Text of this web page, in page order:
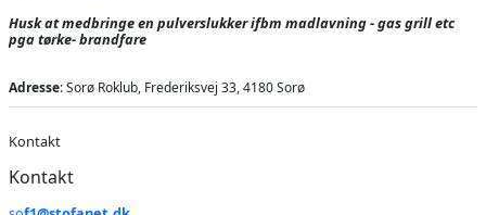
Husk at medbringe en pulverslukker ifbm madlavning - gas grill etc
pga tørke- brandfare
Adresse: Sorø Roklub, Frederiksvej 33, 4180 Sorø
Kontakt
Kontakt